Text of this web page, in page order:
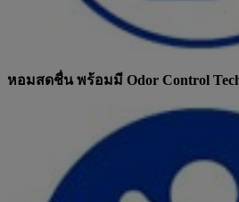
หอมสดชื่น พร้อมมี Odor Control